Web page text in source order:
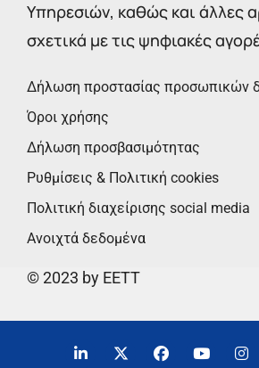
Υπηρεσιών, καθώς και άλλες
σχετικά με τις ψηφιακές
Δήλωση προστασίας προσωπικών
Όροι χρήσης
Δήλωση προσβασιμότητας
Ρυθμίσεις & Πολιτική cookies
Πολιτική διαχείρισης social media
Ανοιχτά δεδομένα
© 2023 by EETT